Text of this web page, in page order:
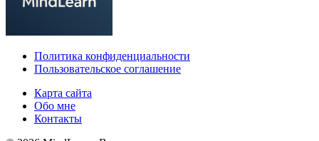
Политика конфиденциальности
Пользовательское соглашение
Карта сайта
Обо мне
Контакты